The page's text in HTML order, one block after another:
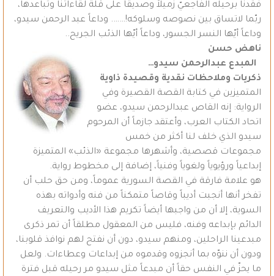
فقدنا برحيله الفاجعيّ زميلاً وصديقاً على قلة لقاءاتنا وتباعدها،
ربّما لاتساق بين نصوصه وسلوكه!……. وداعاً عبد الرحمن سيدو،
وداعاً أيّها النسر الجسور، وداعاً أيّها الذئب الجريح..
ناهض حسن
المبدع عبدالرحمن سيدو…
ذكريات وملاحظات نقدية وقصيدة ذاوية
المتميزين في كتابة القصة القصيرة وفي
الرواية: إنه القاص عبدالرحمن سيدو، عضو
اتحاد الكتاب العرب، وأعتقد جازماً أن المرحوم
سيدو الذي خلف لنا أكثر من خمس
مجموعات قصصية، وأشهرها مجموعة «الذئب» المتميزة
إبداعياً ورؤيوياً ولغوياً وفنياً، إضافة إلى مخطوط رواية.
هو علامة فارقة في القصة السورية عموماً، ومن حق حلب أن
تفخر أنها أنجبت أديباً وقاصاً متمكناً من فنه وأدواته بهذه
السوية، إلا أن من واجبها أيضاً تكريم هذا الأديب والتعريف
الدائم بإبداعه وفنه، فليس من المعقول مطلقاً أن تمر ذكرى
مبدعينا الراحلين، ومنهم سيدو، دون أن نفتح لهم نوافذ قلوبنا،
ودون أن ننوّه بما أنجزوه وقدموه من إبداعات وعطاءات. ولعل
ما يحزّ في النفس حقاً أن مبدعاً مثل سيدو مر رحيله قبل فترة